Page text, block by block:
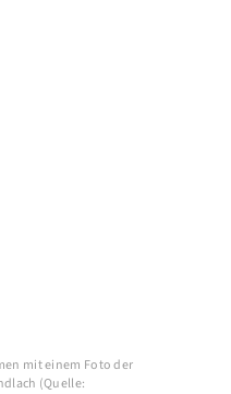
mit einem Foto der
(Quelle: